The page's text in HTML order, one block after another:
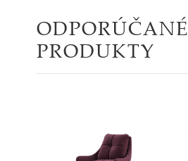
ODPORÚČANÉ
PRODUKTY